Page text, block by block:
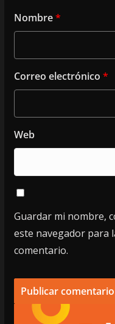
Nombre*
Correo electrónico *
Web
Guardar mi nombre,
este navegador para
comentario.